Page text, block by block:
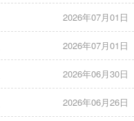
2026年07月01日
2026年07月01日
2026年06月30日
2026年06月26日